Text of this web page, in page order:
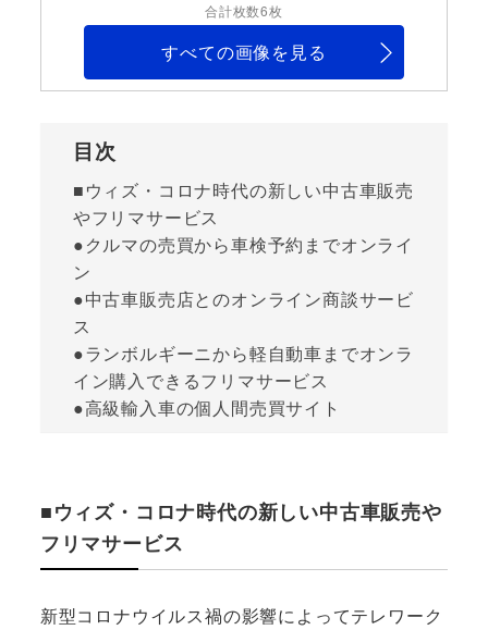
合計枚数6枚
すべての画像を見る
目次
■ウィズ・コロナ時代の新しい中古車販売
やフリマサービス
●クルマの売買から車検予約までオンライ
ン
●中古車販売店とのオンライン商談サービ
ス
●ランボルギーニから軽自動車までオンラ
イン購入できるフリマサービス
●高級輸入車の個人間売買サイト
■ウィズ・コロナ時代の新しい中古車販売や
フリマサービス
新型コロナウイルス禍の影響によってテレワーク